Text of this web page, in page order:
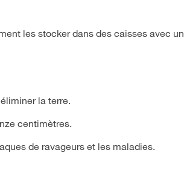
les stocker dans des caisses avec un
la terre.
centimètres.
de ravageurs et les maladies.